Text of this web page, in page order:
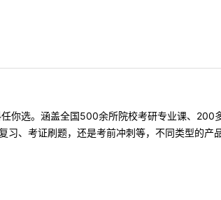
你选。涵盖全国500余所院校考研专业课、200
、考证刷题，还是考前冲刺等，不同类型的产